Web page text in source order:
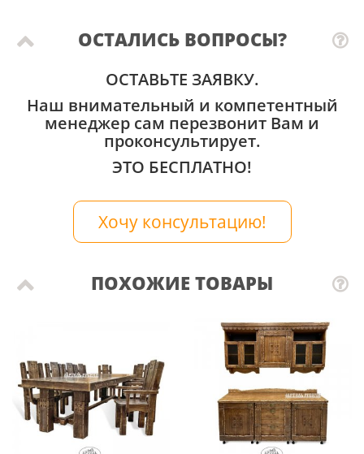
ОСТАЛИСЬ ВОПРОСЫ?
ОСТАВЬТЕ ЗАЯВКУ.
Наш внимательный и компетентный
менеджер сам перезвонит Вам и
проконсультирует.
ЭТО БЕСПЛАТНО!
Хочу консультацию!
ПОХОЖИЕ ТОВАРЫ